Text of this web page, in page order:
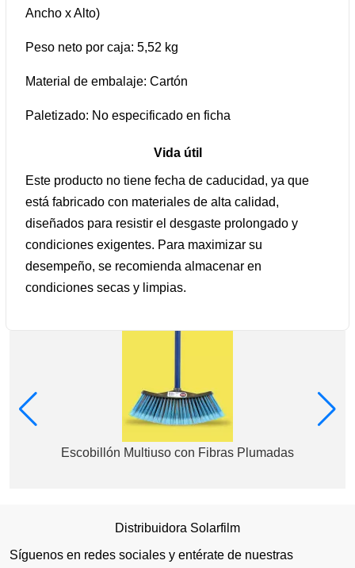
Ancho x Alto)
Peso neto por caja: 5,52 kg
Material de embalaje: Cartón
Paletizado: No especificado en ficha
Vida útil
Este producto no tiene fecha de caducidad, ya que
está fabricado con materiales de alta calidad,
diseñados para resistir el desgaste prolongado y
condiciones exigentes. Para maximizar su
desempeño, se recomienda almacenar en
condiciones secas y limpias.
Escobillón Multiuso con Fibras Plumadas
Distribuidora Solarfilm
Síguenos en redes sociales y entérate de nuestras